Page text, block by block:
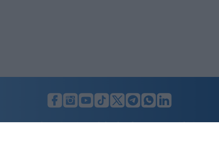
LUNIFIN S.r.l. a socio unico. Sede legale Milano, Largo F. Richini, 2/A,